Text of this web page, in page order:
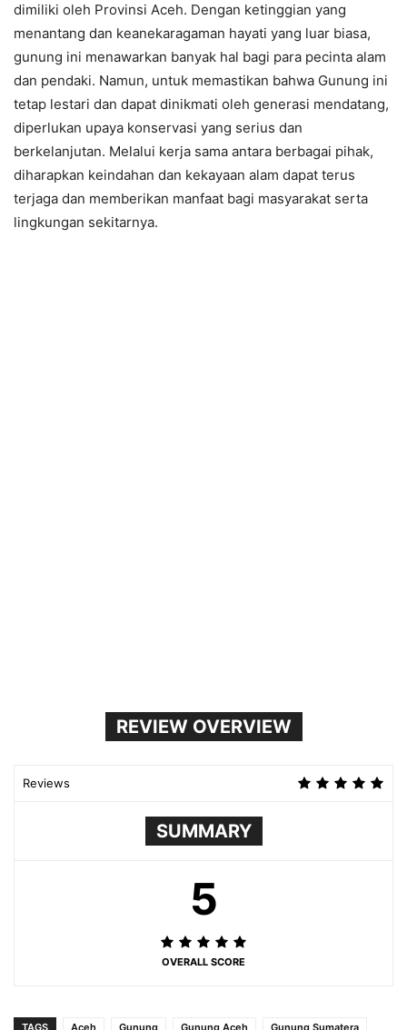
dimiliki oleh Provinsi Aceh. Dengan ketinggian yang
menantang dan keanekaragaman hayati yang luar biasa,
gunung ini menawarkan banyak hal bagi para pecinta alam
dan pendaki. Namun, untuk memastikan bahwa Gunung ini
tetap lestari dan dapat dinikmati oleh generasi mendatang,
diperlukan upaya konservasi yang serius dan
berkelanjutan. Melalui kerja sama antara berbagai pihak,
diharapkan keindahan dan kekayaan alam dapat terus
terjaga dan memberikan manfaat bagi masyarakat serta
lingkungan sekitarnya.
REVIEW OVERVIEW
Reviews
SUMMARY
5
OVERALL SCORE